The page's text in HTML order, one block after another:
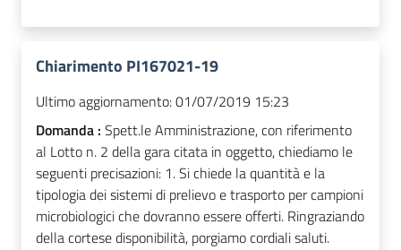
Chiarimento PI167021-19
Ultimo aggiornamento:01/07/2019 15:23
Domanda : Spett.le Amministrazione, con riferimento
al Lotto n. 2 della gara citata in oggetto, chiediamo le
seguenti precisazioni: 1. Si chiede la quantità e la
tipologia dei sistemi di prelievo e trasporto per campioni
microbiologici che dovranno essere offerti. Ringraziando
della cortese disponibilità, porgiamo cordiali saluti.